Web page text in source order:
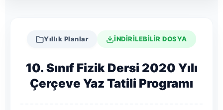
Yıllık Planlar İNDİRİLEBİLİR DOSYA
10. Sınıf Fizik Dersi 2020 Yılı
Çerçeve Yaz Tatili Programı